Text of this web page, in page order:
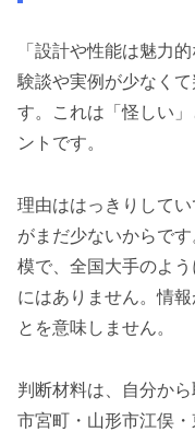
「設計や性能は魅力
験談や実例が少なく
す。これは「怪しい
ントです。
理由ははっきりして
がまだ少ないからで
模で、全国大手のよ
にはありません。情
とを意味しません。
判断材料は、自分か
市宮町・山形市江俣